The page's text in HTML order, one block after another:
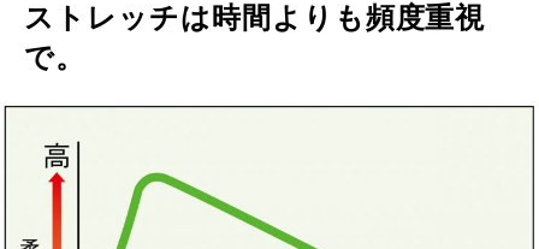
ストレッチは時間よりも頻度重視
で。